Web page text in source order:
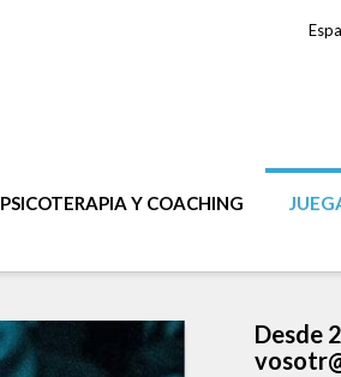
PSICOTERAPIA Y COACHING
Desde